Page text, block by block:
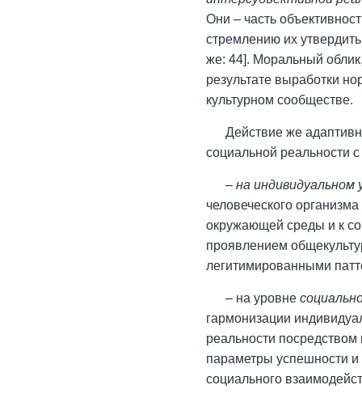
Они – часть
стремлению их
же: 44]. Моральный
результате выработки
культурном сообществе.
Действие же
социальной реальности
–на индивидуальном
человеческого
окружающей среды и к
проявлением
легитимированными
– на уровне
гармонизации
реальности
параметры успешности
социального